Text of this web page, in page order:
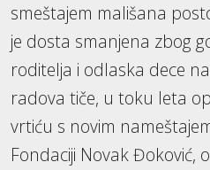
smeštajem mališana
je dosta smanjena zbog
roditelja i odlaska dece
radova tiče, u toku leta
vrtiću s novim
Fondaciji Novak Đoković,